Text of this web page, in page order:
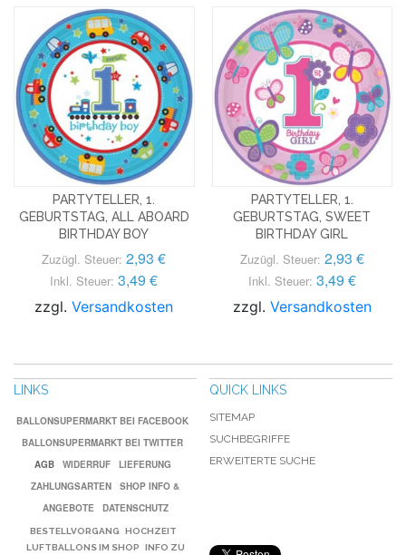
PARTYTELLER, 1.
GEBURTSTAG, ALL ABOARD
BIRTHDAY BOY
Zuzügl. Steuer: 2,93 €
Inkl. Steuer: 3,49 €
zzgl.Versandkosten
PARTYTELLER, 1.
GEBURTSTAG, SWEET
BIRTHDAY GIRL
Zuzügl. Steuer: 2,93 €
Inkl. Steuer: 3,49 €
zzgl. Versandkosten
LINKS
BALLONSUPERMARKT BEI FACEBOOK
BALLONSUPERMARKT BEI TWITTER
AGB
WIDERRUF
LIEFERUNG
ZAHLUNGSARTEN
SHOP INFO &
ANGEBOTE
DATENSCHUTZ
BESTELLVORGANG
HOCHZEIT
LUFTBALLONS IM SHOP
INFO ZU
QUICK LINKS
SITEMAP
SUCHBEGRIFFE
ERWEITERTE SUCHE